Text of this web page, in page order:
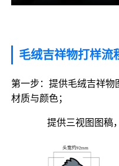
毛绒吉祥物打样流
第一步：提供毛绒吉祥
材质与颜色；
提供三视图图稿